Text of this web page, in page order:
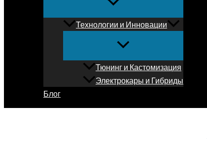
Технологии и Инновации
Тюнинг и Кастомизация
Электрокары и Гибриды
Блог